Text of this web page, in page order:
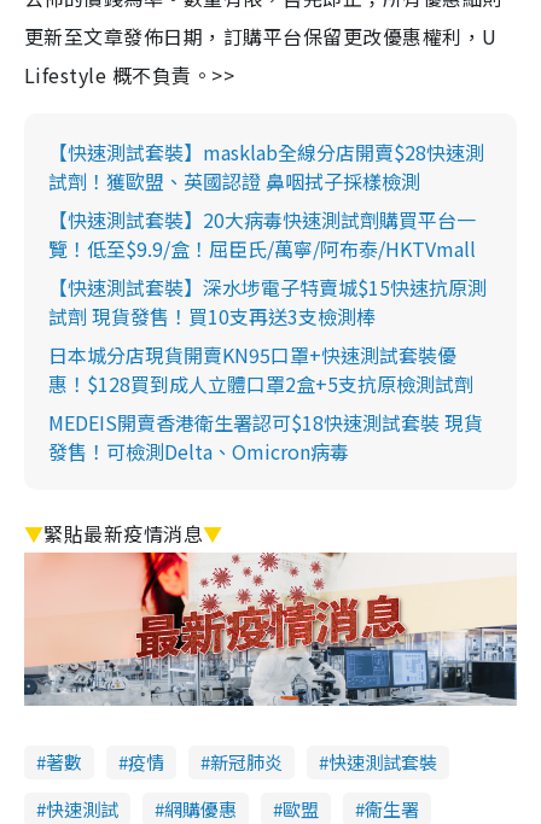
更新至文章發佈日期，訂購平台保留更改優惠權利，U
Lifestyle 概不負責。>>
【快速測試套裝】masklab全線分店開賣$28快速測
試劑！獲歐盟、英國認證 鼻咽拭子採樣檢測
【快速測試套裝】20大病毒快速測試劑購買平台一
覽！低至$9.9/盒！屈臣氏/萬寧/阿布泰/HKTVmall
【快速測試套裝】深水埗電子特賣城$15快速抗原測
試劑 現貨發售！買10支再送3支檢測棒
日本城分店現貨開賣KN95口罩+快速測試套裝優
惠！$128買到成人立體口罩2盒+5支抗原檢測試劑
MEDEIS開賣香港衛生署認可$18快速測試套裝 現貨
發售！可檢測Delta、Omicron病毒
▼緊貼最新疫情消息▼
著數 疫情 新冠肺炎
快速測試套裝
快速測試
網購優惠 歐盟
衞生署